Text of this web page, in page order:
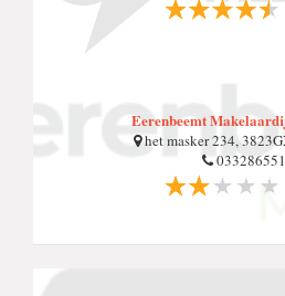
Eerenbeemt
het masker 234,